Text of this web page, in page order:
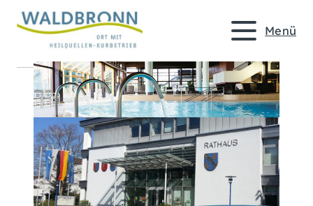
Menü